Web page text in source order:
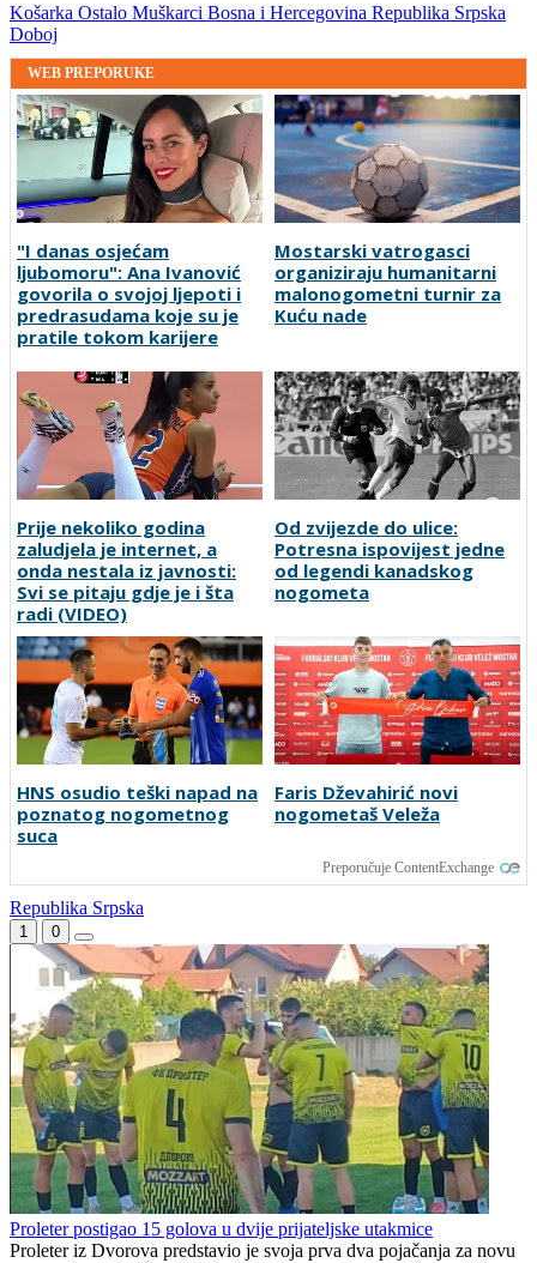
Košarka Ostalo Muškarci Bosna i Hercegovina Republika Srpska
Doboj
WEB PREPORUKE
"I danas osjećam
ljubomoru": Ana Ivanović
govorila o svojoj ljepoti i
predrasudama koje su je
pratile tokom karijere
Mostarski vatrogasci
organiziraju humanitarni
malonogometni turnir za
Kuću nade
Prije nekoliko godina
zaludjela je internet, a
onda nestala iz javnosti:
Svi se pitaju gdje je i šta
radi (VIDEO)
Od zvijezde do ulice:
Potresna ispovijest jedne
od legendi kanadskog
nogometa
HNS osudio teški napad na
poznatog nogometnog
suca
Faris Dževahirić novi
nogometaš Veleža
Preporučuje ContentExchange
Republika Srpska
1 0
Proleter postigao 15 golova u dvije prijateljske utakmice
Proleter iz Dvorova predstavio je svoja prva dva pojačanja za novu